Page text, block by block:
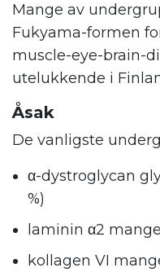
Mange av
Fukyama-formen
muscle-eye-brain-
utelukkende i
Åsak
De vanligste
α-dystroglycan
%)
laminin α2 mangel
kollagen VI